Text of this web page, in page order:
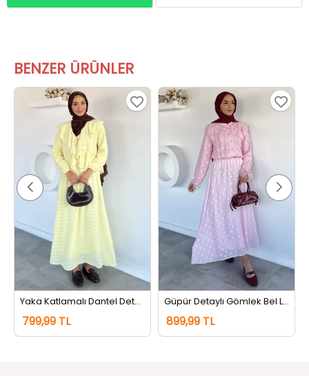
Yaka Katlamalı Dantel Detaylı Bluz Etek Tesettür İkili Takım Sarı
799,99 TL 899,99 TL